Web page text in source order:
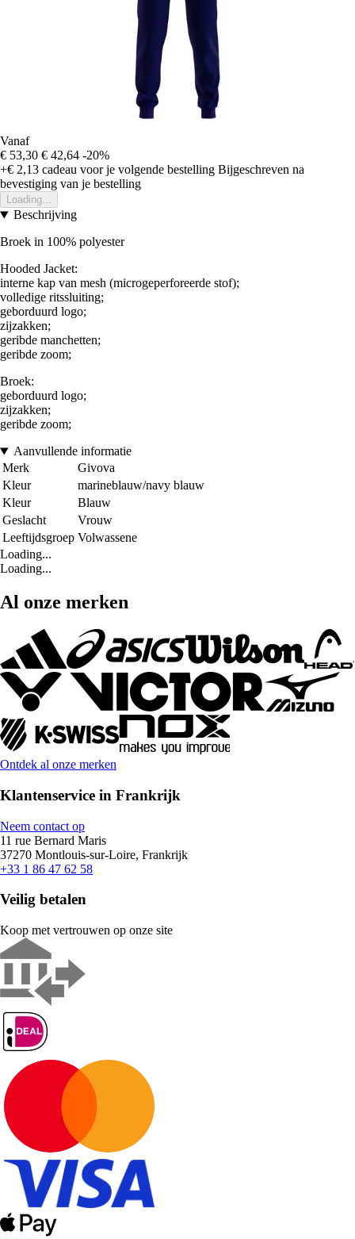
Vanaf
€ 53,30 € 42,64 -20%
+€ 2,13 cadeau voor je volgende bestelling Bijgeschreven na
bevestiging van je bestelling
Loading...
Beschrijving
Broek in 100% polyester
Hooded Jacket:
interne kap van mesh (microgeperforeerde stof);
volledige ritssluiting;
geborduurd logo;
zijzakken;
geribde manchetten;
geribde zoom;
Broek:
geborduurd logo;
zijzakken;
geribde zoom;
Aanvullende informatie
Merk
Givova
Kleur
marineblauw/navy blauw
Kleur
Blauw
Geslacht
Vrouw
Leeftijdsgroep Volwassene
Loading...
Loading...
Al onze merken
Ontdek al onze merken
Klantenservice in Frankrijk
Neem contact op
11 rue Bernard Maris
37270 Montlouis-sur-Loire, Frankrijk
+33 1 86 47 62 58
Veilig betalen
Koop met vertrouwen op onze site